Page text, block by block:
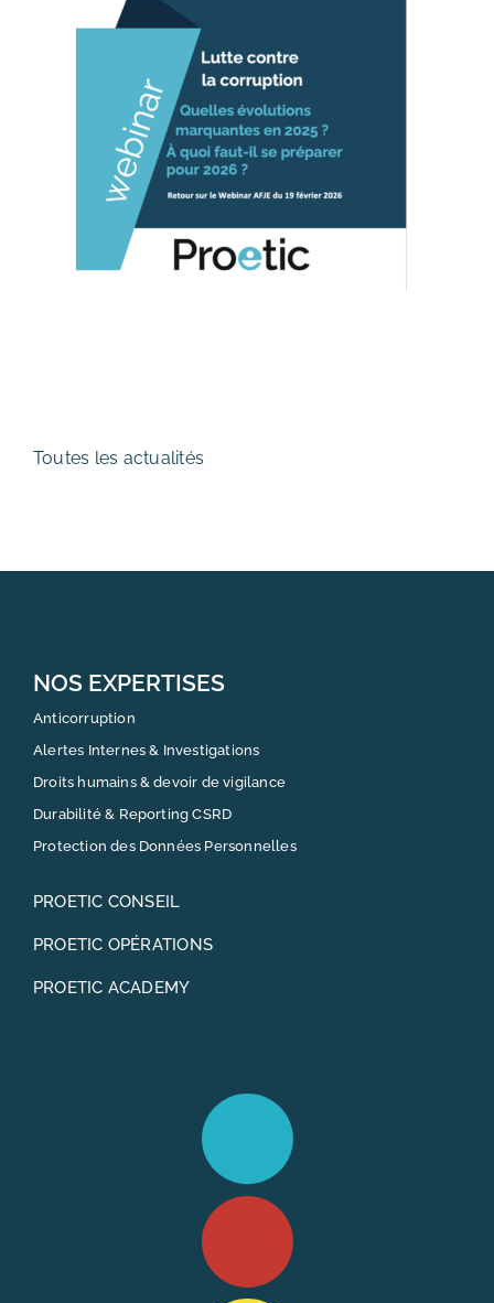
Toutes les actualités
NOS EXPERTISES
Anticorruption
Alertes Internes & Investigations
Droits humains & devoir de vigilance
Durabilité & Reporting CSRD
Protection des Données Personnelles
PROETIC CONSEIL
PROETIC OPÉRATIONS
PROETIC ACADEMY